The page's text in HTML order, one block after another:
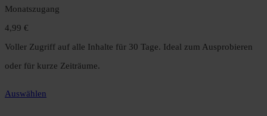
Monatszugang
4,99 €
Voller Zugriff auf alle Inhalte für 30 Tage. Ideal zum Ausprobieren
oder für kurze Zeiträume.
Auswählen